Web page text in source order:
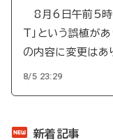
8月6日午前5時
T」という誤植が
の内容に変更はあ
8/5 23:29
新着記事